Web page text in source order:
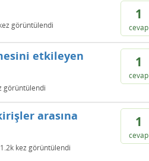
1
cevap
görüntülendi
1
cevap
etkileyen
görüntülendi
1
cevap
arasına
1.2k kez görüntülendi